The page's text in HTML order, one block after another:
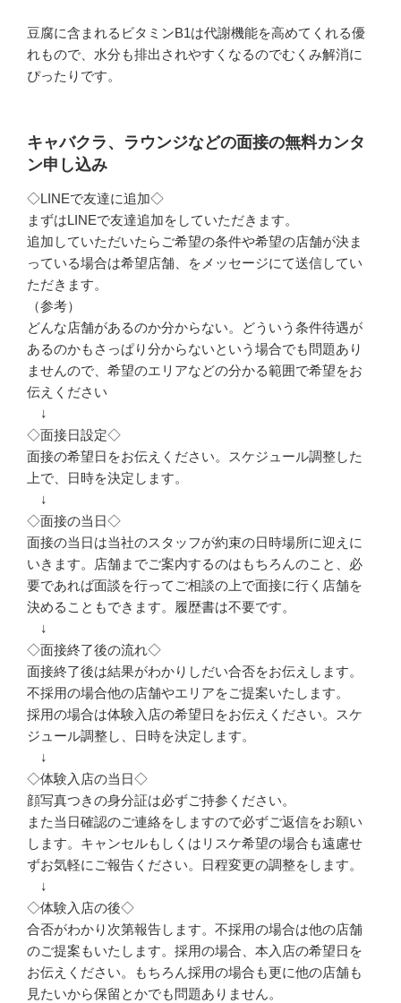
豆腐に含まれるビタミンB1は代謝機能を高めてくれる優
れもので、水分も排出されやすくなるのでむくみ解消に
ぴったりです。
キャバクラ、ラウンジなどの面接の無料カンタ
ン申し込み
◇LINEで友達に追加◇
まずはLINEで友達追加をしていただきます。
追加していただいたらご希望の条件や希望の店舗が決ま
っている場合は希望店舗、をメッセージにて送信してい
ただきます。
（参考）
どんな店舗があるのか分からない。どういう条件待遇が
あるのかもさっぱり分からないという場合でも問題あり
ませんので、希望のエリアなどの分かる範囲で希望をお
伝えください
↓
◇面接日設定◇
面接の希望日をお伝えください。スケジュール調整した
上で、日時を決定します。
↓
◇面接の当日◇
面接の当日は当社のスタッフが約束の日時場所に迎えに
いきます。店舗までご案内するのはもちろんのこと、必
要であれば面談を行ってご相談の上で面接に行く店舗を
決めることもできます。履歴書は不要です。
↓
◇面接終了後の流れ◇
面接終了後は結果がわかりしだい合否をお伝えします。
不採用の場合他の店舗やエリアをご提案いたします。
採用の場合は体験入店の希望日をお伝えください。スケ
ジュール調整し、日時を決定します。
↓
◇体験入店の当日◇
顔写真つきの身分証は必ずご持参ください。
また当日確認のご連絡をしますので必ずご返信をお願い
します。キャンセルもしくはリスケ希望の場合も遠慮せ
ずお気軽にご報告ください。日程変更の調整をします。
↓
◇体験入店の後◇
合否がわかり次第報告します。不採用の場合は他の店舗
のご提案もいたします。採用の場合、本入店の希望日を
お伝えください。もちろん採用の場合も更に他の店舗も
見たいから保留とかでも問題ありません。